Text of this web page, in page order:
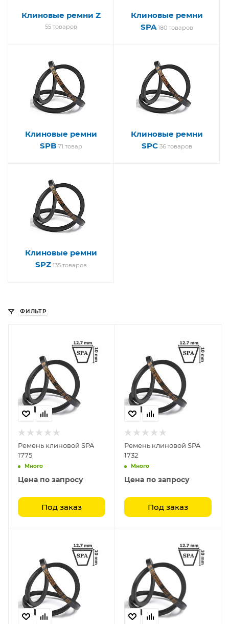
Клиновые ремни Z
55 товаров
Клиновые ремни
SPA 180 товаров
Клиновые ремни
SPB 71 товар
Клиновые ремни
SPC 36 товаров
Клиновые ремни
SPZ 135 товаров
ФИЛЬТР
Ремень клиновой SPA
1775
Много
Цена по запросу
Под заказ
Ремень клиновой SPA
1732
Много
Цена по запросу
Под заказ